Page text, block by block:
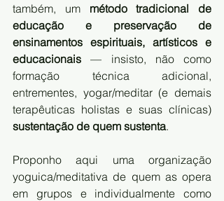
também, um método tradicional de
educação e preservação de
ensinamentos espirituais, artísticos e
educacionais — insisto, não como
formação técnica adicional,
entrementes, yogar/meditar (e demais
sustentação de quem sustenta.
Proponho aqui uma organização
yoguica/meditativa de quem as opera
em grupos e individualmente como